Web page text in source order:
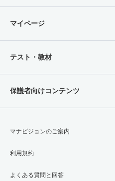
マイページ
テスト・教材
保護者向けコンテンツ
マナビジョンのご案内
利用規約
よくある質問と回答